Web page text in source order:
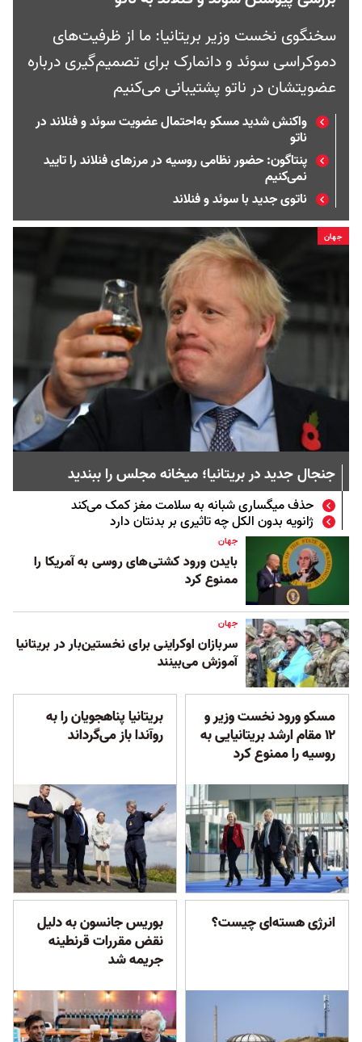
سخنگوی نخست وزیر بریتانیا: ما از ظرفیت‌های
دموکراسی سوئد و دانمارک برای تصمیم‌گیری درباره
عضویتشان در ناتو پشتیبانی می‌کنیم
واکنش شدید مسکو به‌احتمال عضویت سوئد و فنلاند در
ناتو
پنتاگون: حضور نظامی روسیه در مرزهای فنلاند را تایید
نمی‌کنیم
ناتوی جدید با سوئد و فنلاند
جهان
جنجال جدید در بریتانیا؛ میخانه مجلس را ببندید
حذف میگساری شبانه به سلامت مغز کمک می‌کند
ژانویه بدون الکل چه تاثیری بر بدنتان دارد
جهان
بایدن ورود کشتی‌های روسی به آمریکا را
ممنوع کرد
جهان
سربازان اوکراینی برای نخستین‌بار در بریتانیا
آموزش می‌بینند
مسکو ورود نخست وزیر و
۱۲ مقام ارشد بریتانیایی به
روسیه را ممنوع کرد
بریتانیا پناهجویان را به
روآندا باز می‌گرداند
انرژی هسته‌ای چیست؟
بوریس جانسون به دلیل
نقض مقررات قرنطینه
جریمه شد